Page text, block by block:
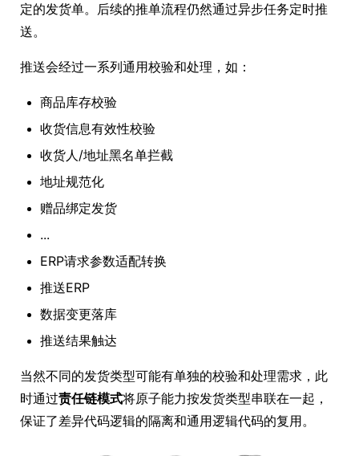
定的发货单。后续的推单流程仍然通过异步任务定时推
送。
推送会经过一系列通用校验和处理，如：
商品库存校验
收货信息有效性校验
收货人/地址黑名单拦截
地址规范化
赠品绑定发货
...
ERP请求参数适配转换
推送ERP
数据变更落库
推送结果触达
当然不同的发货类型可能有单独的校验和处理需求，此
时通过责任链模式将原子能力按发货类型串联在一起，
保证了差异代码逻辑的隔离和通用逻辑代码的复用。